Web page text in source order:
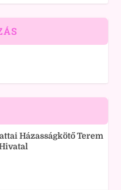
Házasságkötő Terem